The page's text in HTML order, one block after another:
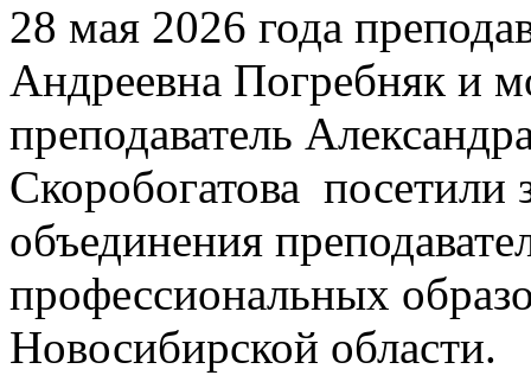
28 мая 2026 года
Андреевна Погребняк и
преподаватель
Скоробогатова посетили
объединения
профессиональных
Новосибирской области.